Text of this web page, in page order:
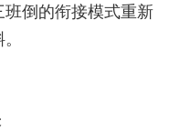
倒的衔接模式重新